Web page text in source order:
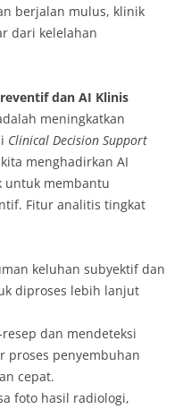
berjalan mulus, klinik
dari kelelahan
dan AI Klinis
meningkatkan
Clinical Decision Support
menghadirkan AI
untuk membantu
. Fitur analitis tingkat
keluhan subyektif dan
diproses lebih lanjut
dan mendeteksi
proses penyembuhan
cepat.
foto hasil radiologi,